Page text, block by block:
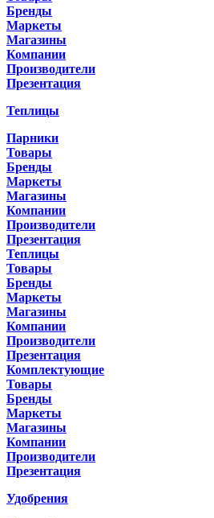
Бренды
Маркеты
Магазины
Компании
Производители
Презентация
Теплицы
Парники
Товары
Бренды
Маркеты
Магазины
Компании
Производители
Презентация
Теплицы
Товары
Бренды
Маркеты
Магазины
Компании
Производители
Презентация
Комплектующие
Товары
Бренды
Маркеты
Магазины
Компании
Производители
Презентация
Удобрения